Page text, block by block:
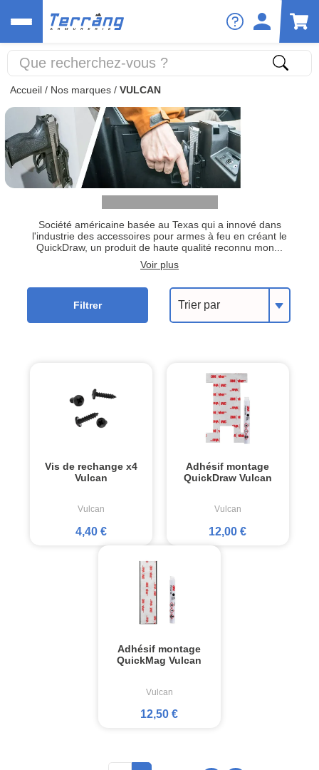
Accueil / Nos marques / VULCAN
Société américaine basée au Texas qui a innové dans
l'industrie des accessoires pour armes à feu en créant le
QuickDraw, un produit de haute qualité reconnu mon...
Voir plus
Trier par
Filtrer
Vis de rechange x4
Vulcan
Vulcan
4,40 €
Adhésif montage
QuickDraw Vulcan
Vulcan
12,00 €
Adhésif montage
QuickMag Vulcan
Vulcan
12,50 €